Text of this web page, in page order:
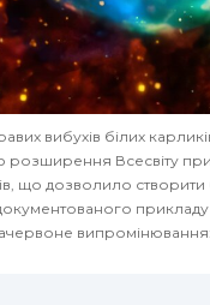
вибухів білих
Всесвіту
що дозволило